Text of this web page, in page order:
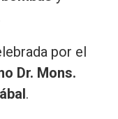
por el
Dr. Mons.
.